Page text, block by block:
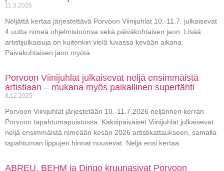
11.3.2026
Neljättä kertaa järjestettävä Porvoon Viinijuhlat 10.-11.7. julkaisevat
4 uutta nimeä ohjelmistoonsa sekä päiväkohtaisen jaon. Lisää
artistijulkaisuja on kuitenkin vielä luvassa kevään aikana.
Päiväkohtaisen jaon myötä
Porvoon Viinijuhlat julkaisevat neljä ensimmäistä
artistiaan – mukana myös paikallinen supertähti
8.12.2025
Porvoon Viinijuhlat järjestetään 10.-11.7.2026 neljännen kerran
Porvoon tapahtumapuistossa. Kaksipäiväiset Viinijuhlat julkaisevat
neljä ensimmäistä nimeään kesän 2026 artistikattaukseen, samalla
tapahtuman lippujen hinnat nousevat. Neljä ensi kertaa
ABREU, BEHM ja Dingo kruunasivat Porvoon